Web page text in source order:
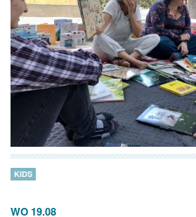
WO 19.08
KIDS